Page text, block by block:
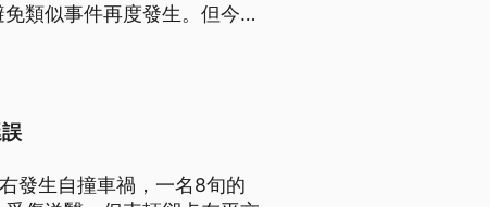
類似事件再度發生。但今日
發生自撞車禍，一名8旬的